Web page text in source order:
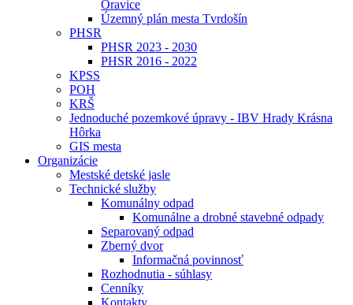
Oravice
Územný plán mesta Tvrdošín
PHSR
PHSR 2023 - 2030
PHSR 2016 - 2022
KPSS
POH
KRŠ
Jednoduché pozemkové úpravy - IBV Hrady Krásna
Hôrka
GIS mesta
Organizácie
Mestské detské jasle
Technické služby
Komunálny odpad
Komunálne a drobné stavebné odpady
Separovaný odpad
Zberný dvor
Informačná povinnosť
Rozhodnutia - súhlasy
Cenníky
Kontakty